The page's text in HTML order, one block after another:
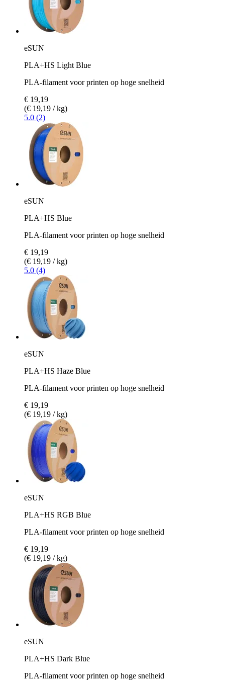
eSUN
PLA+HS Light Blue
PLA-filament voor printen op hoge snelheid
€ 19,19
(€ 19,19 / kg)
5.0 (2)
eSUN
PLA+HS Blue
PLA-filament voor printen op hoge snelheid
€ 19,19
(€ 19,19 / kg)
5.0 (4)
eSUN
PLA+HS Haze Blue
PLA-filament voor printen op hoge snelheid
€ 19,19
(€ 19,19 / kg)
eSUN
PLA+HS RGB Blue
PLA-filament voor printen op hoge snelheid
€ 19,19
(€ 19,19 / kg)
eSUN
PLA+HS Dark Blue
PLA-filament voor printen op hoge snelheid